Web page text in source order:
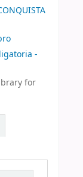
-
for